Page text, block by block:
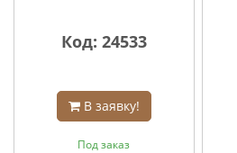
Код: 24533
В заявку!
Под заказ